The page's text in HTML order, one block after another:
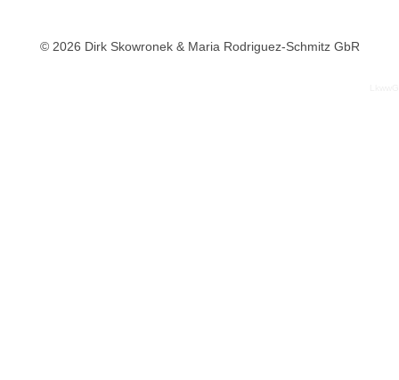
© 2026 Dirk Skowronek & Maria Rodriguez-Schmitz GbR